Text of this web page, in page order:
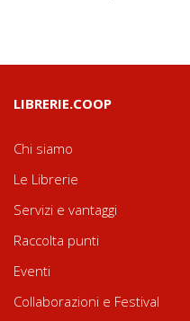
LIBRERIE.COOP
Chi siamo
Le Librerie
Servizi e vantaggi
Raccolta punti
Eventi
Collaborazioni e Festival